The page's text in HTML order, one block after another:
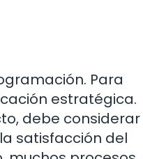
Para
estratégica.
debe considerar
satisfacción del